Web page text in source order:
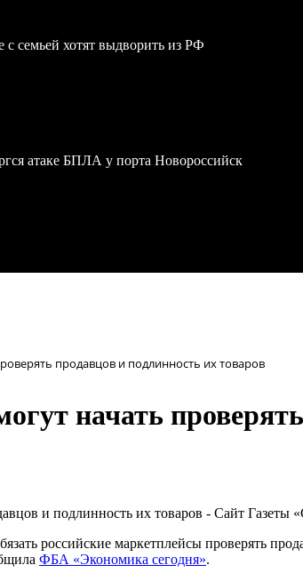
с семьей хотят выдворить из РФ
атаке БПЛА у порта Новороссийск
продавцов и подлинность их товаров
начать
российские маркетплейсы проверять
ФБА «Экономика сегодня».